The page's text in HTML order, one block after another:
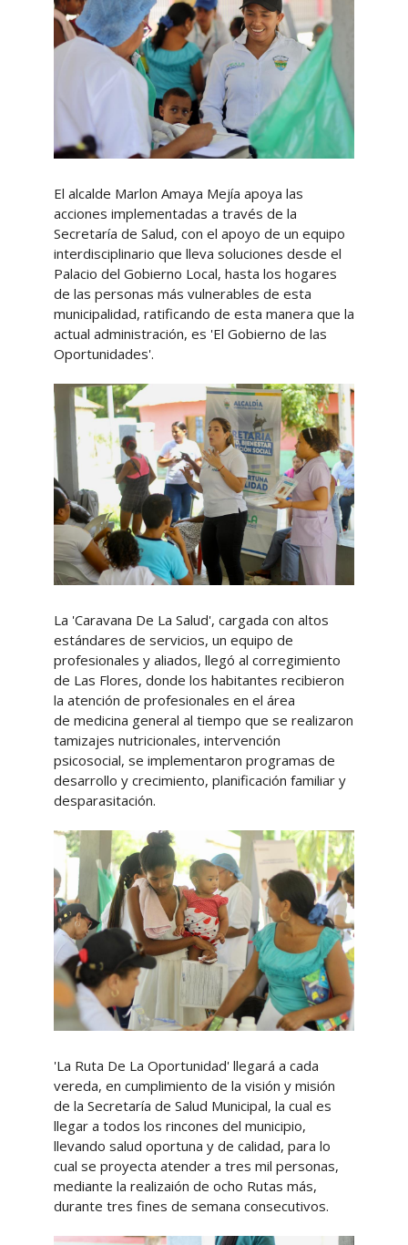
El alcalde Marlon Amaya Mejía apoya las
acciones implementadas a través de la
Secretaría de Salud, con el apoyo de un equipo
interdisciplinario que lleva soluciones desde el
Palacio del Gobierno Local, hasta los hogares
de las personas más vulnerables de esta
municipalidad, ratificando de esta manera que la
actual administración, es 'El Gobierno de las
Oportunidades'.
La 'Caravana De La Salud', cargada con altos
estándares de servicios, un equipo de
profesionales y aliados, llegó al corregimiento
de Las Flores, donde los habitantes recibieron
la atención de profesionales en el área
de medicina general al tiempo que se realizaron
tamizajes nutricionales, intervención
psicosocial, se implementaron programas de
desarrollo y crecimiento, planificación familiar y
desparasitación.
'La Ruta De La Oportunidad' llegará a cada
vereda, en cumplimiento de la visión y misión
de la Secretaría de Salud Municipal, la cual es
llegar a todos los rincones del municipio,
llevando salud oportuna y de calidad, para lo
cual se proyecta atender a tres mil personas,
mediante la realizaión de ocho Rutas más,
durante tres fines de semana consecutivos.